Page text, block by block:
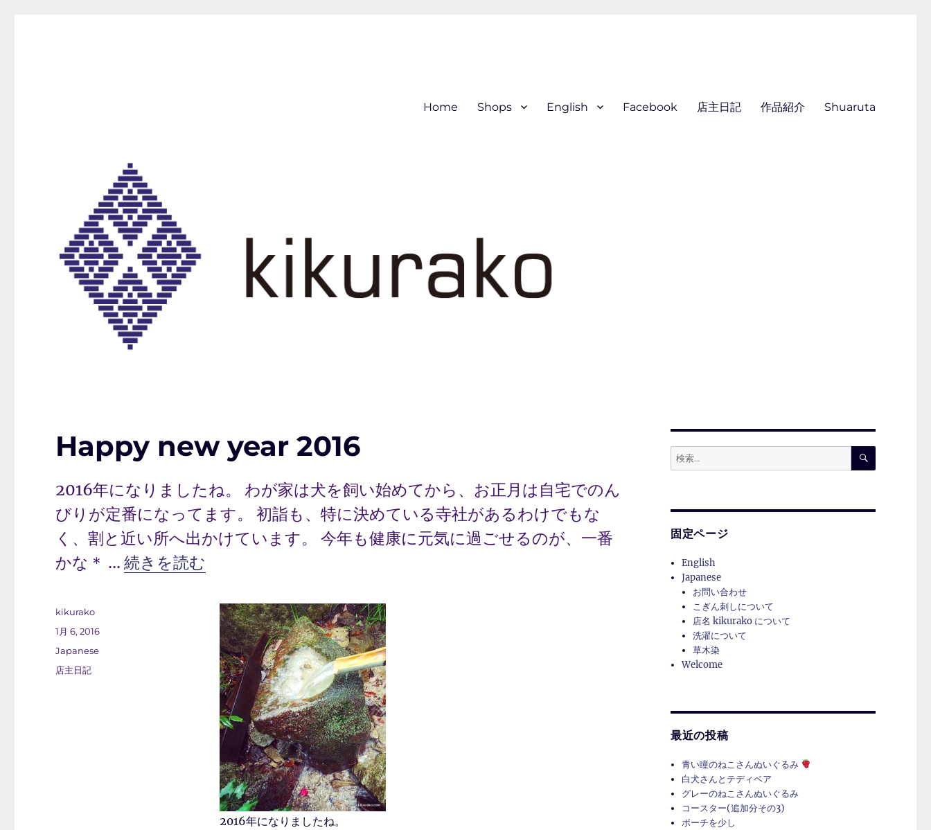
Home Shops English Facebook 店主日記 作品紹介 Shuaruta
Happy new year 2016
2016年になりましたね。 わが家は犬を飼い始めてから、お正月は自宅でのん
びりが定番になってます。 初詣も、特に決めている寺社があるわけでもな
く、割と近い所へ出かけています。 今年も健康に元気に過ごせるのが、一番
かな＊ …“Happy new year 2016” の
続きを読む
2016年になりましたね。
投
稿
kikurako
投
1月 6, 2016
カ
テ
Japanese
タ
店主日記
検
索:
検
固定ページ
English
Japanese
お問い合わせ
こぎん刺しについて
店名 kikurako について
洗濯について
草木染
Welcome
最近の投稿
青い瞳のねこさんぬいぐるみ
白犬さんとテディベア
グレーのねこさんぬいぐるみ
コースター(追加分その3)
ポーチを少し